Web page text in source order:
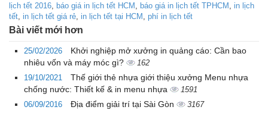
lịch tết 2016 báo giá in lịch tết HCM báo giá in lịch tết TPHCM in lịch
tết in lịch tết giá rẻ in lịch tết tại HCM phí in lịch tết
Bài viết mới hơn
25/02/2026
Khởi nghiệp mở xưởng in quảng cáo: Cần bao
nhiêu vốn và máy móc gì?
162
19/10/2021
Thế giới thẻ nhựa giới thiệu xưởng Menu nhựa
chống nước: Thiết kế & in menu nhựa
1591
06/09/2016
Địa điểm giải trí tại Sài Gòn
3167